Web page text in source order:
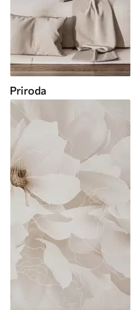
Priroda